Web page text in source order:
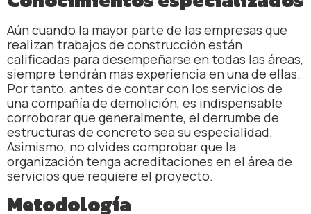
Aún cuando la mayor parte de las empresas que
realizan trabajos de construcción están
calificadas para desempeñarse en todas las áreas,
siempre tendrán más experiencia en una de ellas.
Por tanto, antes de contar con los servicios de
una compañía de demolición, es indispensable
corroborar que generalmente, el derrumbe de
estructuras de concreto sea su especialidad.
Asimismo, no olvides comprobar que la
organización tenga acreditaciones en el área de
servicios que requiere el proyecto.
Metodología